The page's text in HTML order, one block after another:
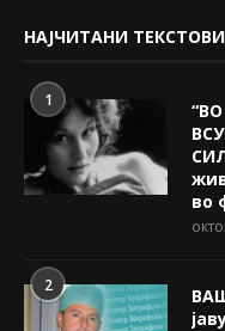
НАЈЧИТАНИ ТЕКСТОВИ
1
во
2